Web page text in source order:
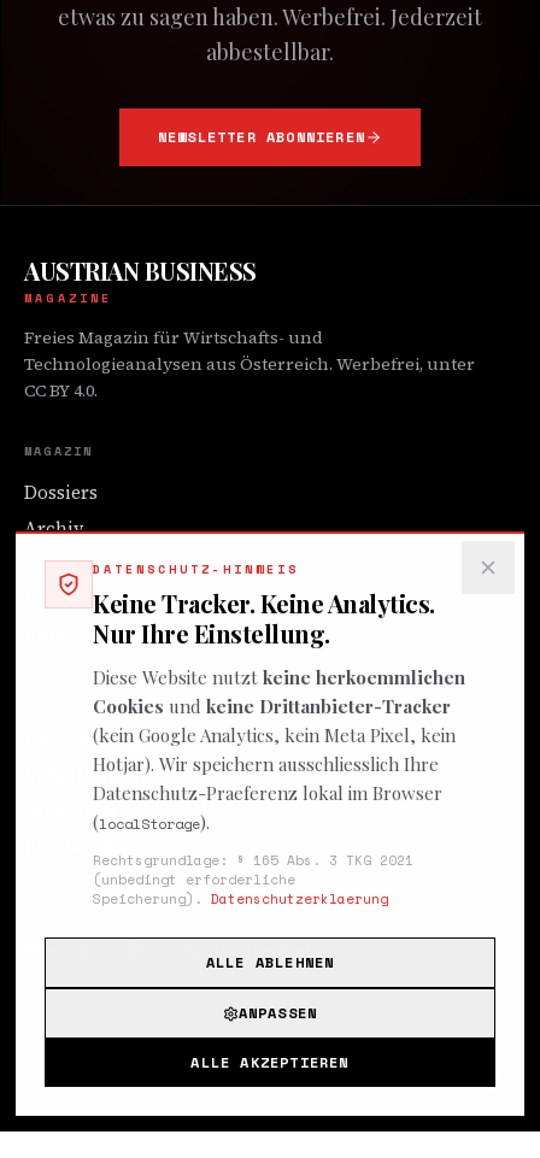
etwas zu sagen haben. Werbefrei. Jederzeit
abbestellbar.
NEWSLETTER ABONNIEREN
AUSTRIAN BUSINESS
MAGAZINE
Freies Magazin für Wirtschafts- und
Technologieanalysen aus Österreich. Werbefrei, unter
CC BY 4.0.
MAGAZIN
Dossiers
Archiv
Redaktion
Newsletter
Über das Magazin
Redaktionslinie
Forschung
Allerheiligen im Mühlkreis, ATImpressum
Code: MIT©2026Stoicera GesbR
DATENSCHUTZ-HINWEIS
Keine Tracker. Keine Analytics.
Nur Ihre Einstellung.
Diese Website nutzt keine herkoemmlichen
Cookies und keine Drittanbieter-Tracker
(kein Google Analytics, kein Meta Pixel, kein
Hotjar). Wir speichern ausschliesslich Ihre
Datenschutz-Praeferenz lokal im Browser
(localStorage).
Rechtsgrundlage: § 165 Abs. 3 TKG 2021
(unbedingt erforderliche
Speicherung). Datenschutzerklaerung
ALLE ABLEHNEN
ANPASSEN
ALLE AKZEPTIEREN